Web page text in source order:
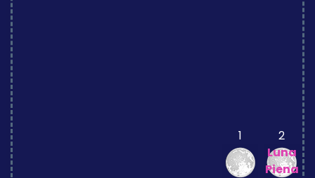
1
2
Luna
Piena